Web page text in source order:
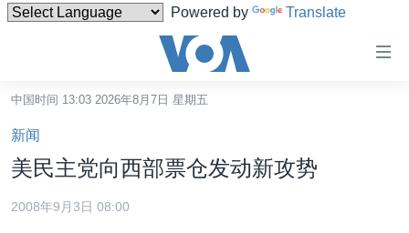
Powered by Translate
碍
链
接
跳
转
中国时间 13:03 2026年8月7日 星期五
新闻
美民主党向西部票仓发动新攻势
2008年9月3日 08:00